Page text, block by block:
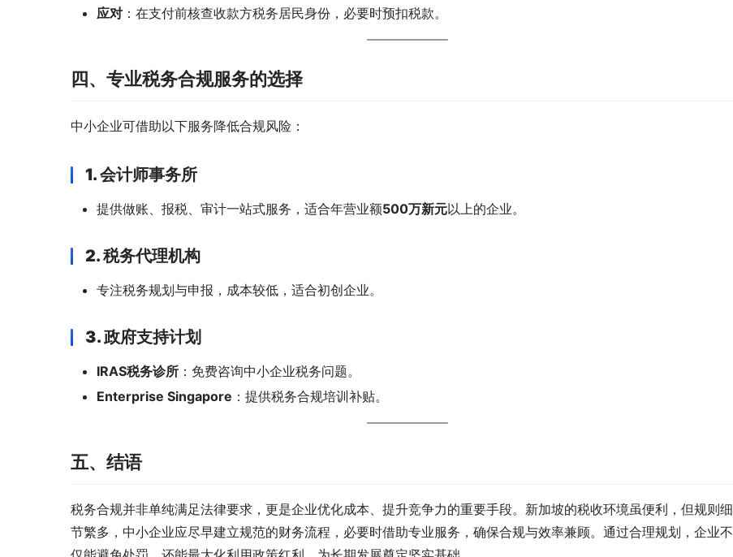
应对 ：在支付前核查收款方税务居民身份，必要时预扣税款。
四、专业税务合规服务的选择
中小企业可借助以下服务降低合规风险：
1. 会计师事务所
提供做账、报税、审计一站式服务，适合年营业额500万新元以上的企业。
2. 税务代理机构
专注税务规划与申报，成本较低，适合初创企业。
3. 政府支持计划
IRAS税务诊所 ：免费咨询中小企业税务问题。
Enterprise Singapore ：提供税务合规培训补贴。
五、结语
税务合规并非单纯满足法律要求，更是企业优化成本、提升竞争力的重要手段。新加坡的税收环境虽便利，但规则细
节繁多，中小企业应尽早建立规范的财务流程，必要时借助专业服务，确保合规与效率兼顾。通过合理规划，企业不